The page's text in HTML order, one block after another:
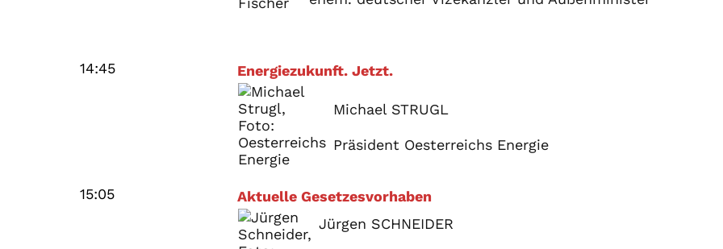
14:45 Energiezukunft. Jetzt.
Michael STRUGL
Präsident Oesterreichs Energie
15:05
Aktuelle Gesetzesvorhaben
Jürgen SCHNEIDER